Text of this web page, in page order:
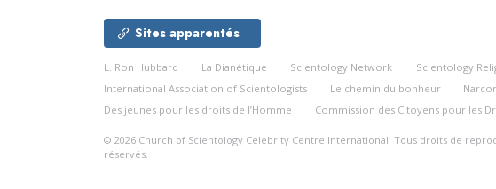
Sites apparentés
L. Ron Hubbard La Dianétique Scientology Network Scientology
International Association of Scientologists
Le chemin du bonheur
Des jeunes pour les droits de l’Homme
Commission des Citoyens pour les
© 2026 Church of Scientology Celebrity Centre International. Tous droits de
réservés.